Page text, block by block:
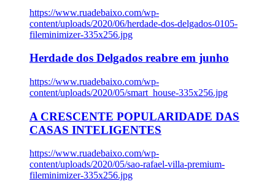
https://www.ruadebaixo.com/wp-
content/uploads/2020/06/herdade-dos-delgados-0105-
fileminimizer-335x256.jpg
Herdade dos Delgados reabre em junho
https://www.ruadebaixo.com/wp-
content/uploads/2020/05/smart_house-335x256.jpg
A CRESCENTE POPULARIDADE DAS
CASAS INTELIGENTES
https://www.ruadebaixo.com/wp-
content/uploads/2020/05/sao-rafael-villa-premium-
fileminimizer-335x256.jpg